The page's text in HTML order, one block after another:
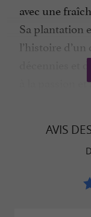
avec une
Sa plantation
l’histoire
décennies et
à la passion
curiosité
et la
vignoble
Les vins
AVIS